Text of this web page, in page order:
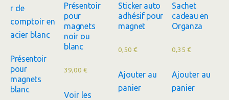
Présentoir
pour
magnets
blanc
Présentoir
pour
magnets
noir ou
blanc
39,00€
Voir les
Sticker auto
adhésif pour
magnet
0,50 €
Ajouter au
panier
Sachet
cadeau en
Organza
0,35€
Ajouter au
panier